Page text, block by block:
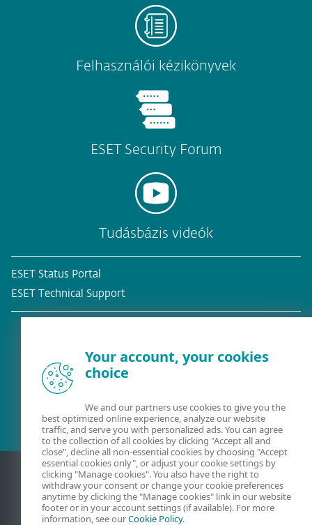
Felhasználói kézikönyvek
ESET Security Forum
Tudásbázis videók
ESET Status Portal
ESET Technical Support
Your account, your cookies
choice
We and our partners use cookies to give you the
best optimized online experience, analyze our website
traffic, and serve you with personalized ads. You can agree
to the collection of all cookies by clicking "Accept all and
close", decline all non-essential cookies by choosing "Accept
essential cookies only", or adjust your cookie settings by
clicking "Manage cookies". You also have the right to
withdraw your consent or change your cookie preferences
anytime by clicking the "Manage cookies" link in our website
footer or in your account settings (if available). For more
information, see ourCookie Policy.